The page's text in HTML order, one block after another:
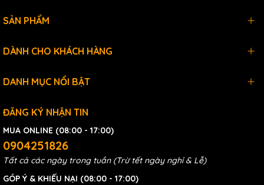
SẢN PHẨM
DÀNH CHO KHÁCH HÀNG
DANH MỤC NỔI BẬT
ĐĂNG KÝ NHẬN TIN
MUA ONLINE (08:00 - 17:00)
0904251826
Tất cả các ngày trong tuần (Trừ tết ngày nghỉ & Lễ)
GÓP Ý & KHIẾU NẠI (08:00 - 17:00)